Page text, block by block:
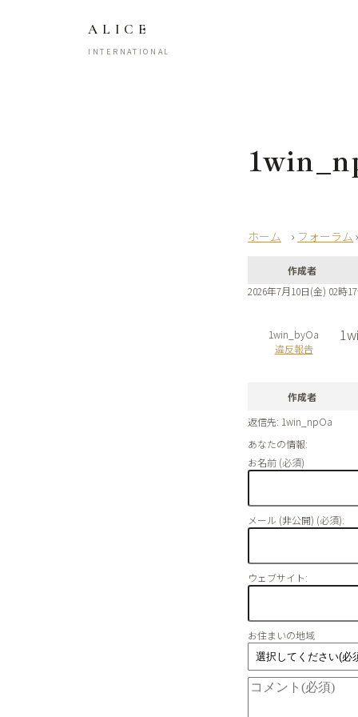
ALICE
INTERNATIONAL
› フォーラム ›
作成者
2026年7月10日(金) 02時
1win_byOa
違反報告
作成者
返信先: 1win_npOa
あなたの情報:
お名前 (必須)
メール (非公開) (必須):
ウェブサイト:
お住まいの地域